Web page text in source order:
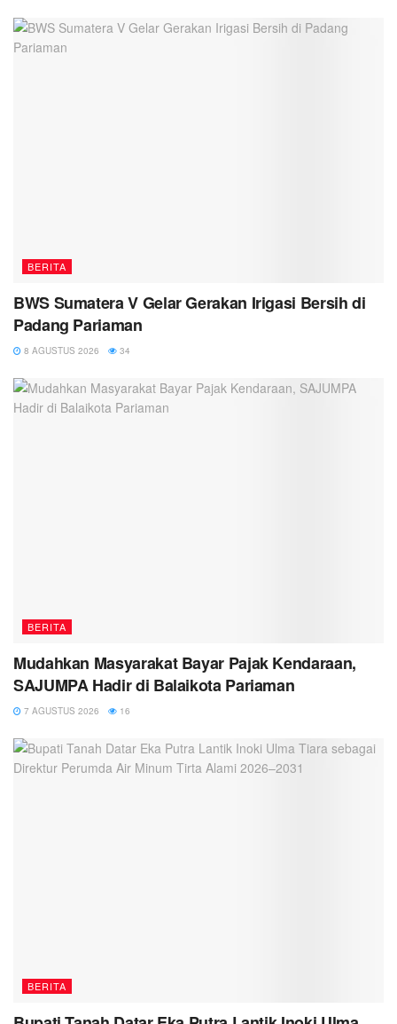
BERITA
BWS Sumatera V Gelar Gerakan Irigasi Bersih di
Padang Pariaman
8 AGUSTUS 2026 34
BERITA
Mudahkan Masyarakat Bayar Pajak Kendaraan,
SAJUMPA Hadir di Balaikota Pariaman
7 AGUSTUS 2026 16
BERITA